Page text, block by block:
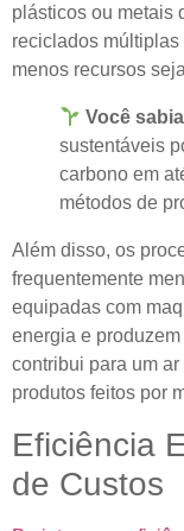
plásticos ou metais
reciclados
menos recursos
Você
sustentáveis
carbono em
métodos de
Além disso, os
frequentemente
equipadas com
energia e
contribui para um
produtos feitos por
Eficiência
de Custos